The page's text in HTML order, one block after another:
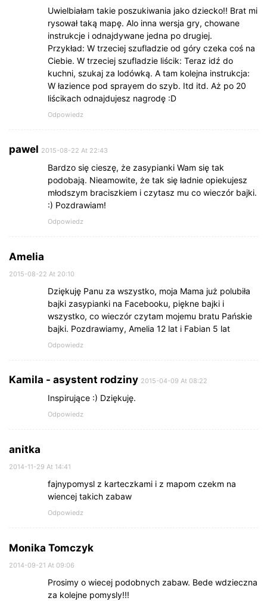
Uwielbiałam takie poszukiwania jako dziecko!! Brat mi
rysował taką mapę. Alo inna wersja gry, chowane
instrukcje i odnajdywane jedna po drugiej.
Przykład: W trzeciej szufladzie od góry czeka coś na
Ciebie. W trzeciej szufladzie liścik: Teraz idź do
kuchni, szukaj za lodówką. A tam kolejna instrukcja:
W łazience pod sprayem do szyb. Itd itd. Aż po 20
liścikach odnajdujesz nagrodę :D
Odpowiedz
pawel 2015-08-22 At 22:43
Bardzo się cieszę, że zasypianki Wam się tak
podobają. Nieamowite, że tak się ładnie opiekujesz
młodszym braciszkiem i czytasz mu co wieczór bajki.
:) Pozdrawiam!
Odpowiedz
Amelia
2015-08-22 At 20:10
Dziękuję Panu za wszystko, moja Mama już polubiła
bajki zasypianki na Facebooku, piękne bajki i
wszystko, co wieczór czytam mojemu bratu Pańskie
bajki. Pozdrawiamy, Amelia 12 lat i Fabian 5 lat
Odpowiedz
Kamila - asystent rodziny 2015-04-09 At 08:22
Inspirujące :) Dziękuję.
Odpowiedz
anitka
2014-11-29 At 14:41
fajnypomysl z karteczkami i z mapom czekm na
wiencej takich zabaw
Odpowiedz
Monika Tomczyk
2014-09-21 At 09:06
Prosimy o wiecej podobnych zabaw. Bede wdzieczna
za kolejne pomysly!!!